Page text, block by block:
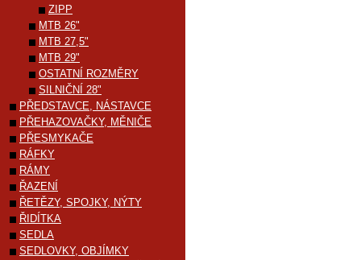
ZIPP
MTB 26"
MTB 27,5"
MTB 29"
OSTATNÍ ROZMĚRY
SILNIČNÍ 28"
PŘEDSTAVCE, NÁSTAVCE
PŘEHAZOVAČKY, MĚNIČE
PŘESMYKAČE
RÁFKY
RÁMY
ŘAZENÍ
ŘETĚZY, SPOJKY, NÝTY
ŘIDÍTKA
SEDLA
SEDLOVKY, OBJÍMKY